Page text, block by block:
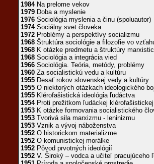
1984Na prelome vekov
1979 Doba a myslenie
1976 Sociológia myslenia a činu (spoluautor)
1974Sociálny svet človeka
1972 Problémy a perspektívy socializmu
1968 Štruktúra sociológie a filozofie vo
1968 K otázke predmetu a štruktúry
1968 Sociológia a integrácia vied
1966 Sociológia. Teória, metódy, problémy
1960 Za socialistickú vedu a kultúru
1955 Desať rokov slovenskej vedy a kultúry
1955 O niektorých otázkach ideologického
1955 Klérofašistická ideológia ľudáctva
1954Proti prežitkom ľudáckej klérofašistickej
1953 K otázke formovania socialistického
1953 Tvorivá sila marxizmu - leninizmu
1953 Vznik a vývoj náboženstva
1952 O historickom materializme
1952 O komunistickej morálke
1952 Pôvod prvotných ideológií
1952 V. Široký – vodca a učiteľ pracujúceho